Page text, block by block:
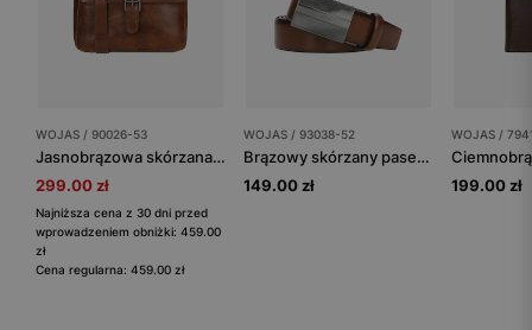
WOJAS / 90026-53
Jasnobrązowa skórzana torba męska listonoszka
299.00 zł
Najniższa cena z 30 dni przed
wprowadzeniem obniżki: 459.00
zł
Cena regularna: 459.00 zł
WOJAS / 93038-52
Brązowy skórzany pasek męski z pełną klamrą
149.00 zł
WOJAS /
199.00 zł